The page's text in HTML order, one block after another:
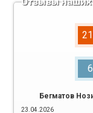
6
Бегматов
23.04.2026